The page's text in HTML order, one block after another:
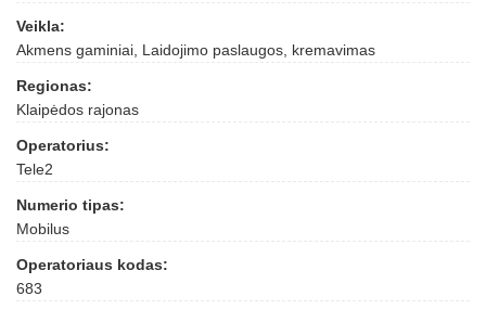
Veikla:
Akmens gaminiai, Laidojimo paslaugos, kremavimas
Regionas:
Klaipėdos rajonas
Operatorius:
Tele2
Numerio tipas:
Mobilus
Operatoriaus kodas:
683